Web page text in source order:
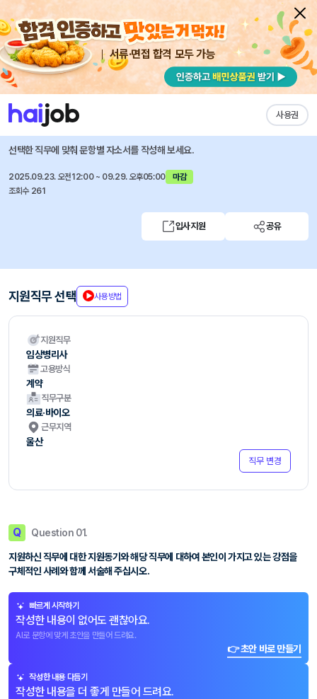
서류·면접 합격 모두 가능
사용권
채용공고 자소서 자유항목 자소서 내 작성목록
현대자동차 즐겨찾기
[계약직] 임상병리사 (울산공장)
선택한 직무에 맞춰 문항별 자소서를 작성해 보세요.
2025.09.23. 오전12:00 ~ 09.29. 오후05:00
마감
조회수 261
입사지원 공유
지원직무 선택 사용방법
지원직무
임상병리사
고용방식
계약
직무구분
의료·바이오
근무지역
울산
직무 변경
Q Question 01.
지원하신 직무에 대한 지원동기와 해당 직무에 대하여 본인이 가지고 있는 강점을
구체적인 사례와 함께 서술해 주십시오.
빠르게 시작하기
작성한 내용이 없어도 괜찮아요.
AI로 문항에 맞게 초안을 만들어 드려요.
👉 초안 바로 만들기
작성한 내용 다듬기
작성한 내용을 더 좋게 만들어 드려요.